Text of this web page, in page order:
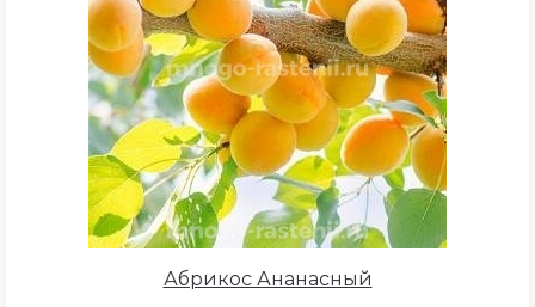
Абрикос Ананасный